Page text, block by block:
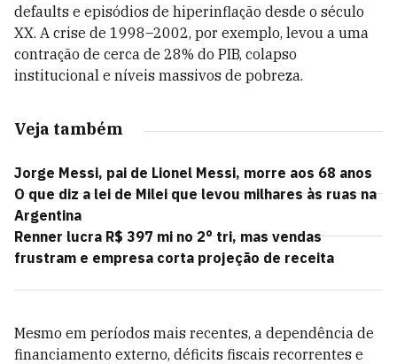
defaults e episódios de hiperinflação desde o século
XX. A crise de 1998–2002, por exemplo, levou a uma
contração de cerca de 28% do PIB, colapso
institucional e níveis massivos de pobreza.
Veja também
Jorge Messi, pai de Lionel Messi, morre aos 68 anos
O que diz a lei de Milei que levou milhares às ruas na
Argentina
Renner lucra R$ 397 mi no 2° tri, mas vendas
frustram e empresa corta projeção de receita
Mesmo em períodos mais recentes, a dependência de
financiamento externo, déficits fiscais recorrentes e